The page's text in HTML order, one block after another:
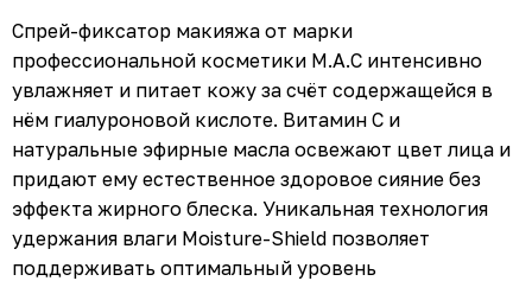
Cпрей-фиксатор макияжа от марки
профессиональной косметики M.A.C интенсивно
увлажняет и питает кожу за счёт содержащейся в
нём гиалуроновой кислоте. Витамин С и
натуральные эфирные масла освежают цвет лица и
придают ему естественное здоровое сияние без
эффекта жирного блеска. Уникальная технология
удержания влаги Moisture-Shield позволяет
поддерживать оптимальный уровень